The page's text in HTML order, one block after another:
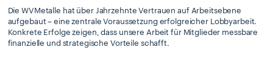
Die WVMetalle hat über Jahrzehnte Vertrauen auf Arbeitsebene
aufgebaut – eine zentrale Voraussetzung erfolgreicher Lobbyarbeit.
Konkrete Erfolge zeigen, dass unsere Arbeit für Mitglieder messbare
finanzielle und strategische Vorteile schafft.